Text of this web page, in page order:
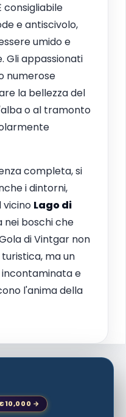
consigliabile
e antiscivolo,
umido e
Gli appassionati
numerose
la bellezza del
o al tramonto
completa, si
i dintorni,
vicino Lago di
nei boschi che
di Vintgar non
ma un
e
l'anima della
→